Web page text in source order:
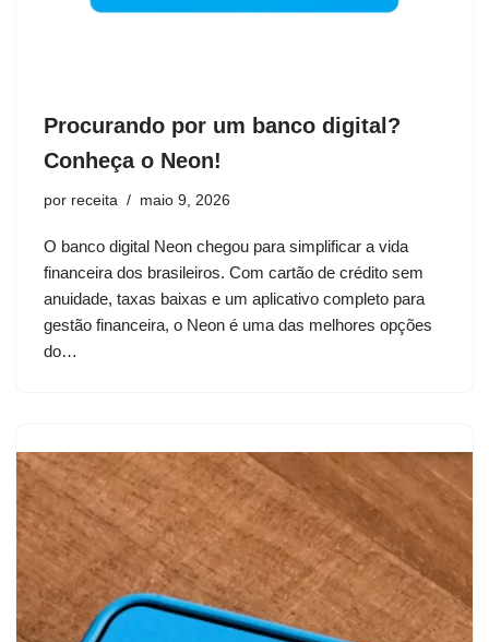
Procurando por um banco digital?
Conheça o Neon!
por receita maio 9, 2026
O banco digital Neon chegou para simplificar a vida
financeira dos brasileiros. Com cartão de crédito sem
anuidade, taxas baixas e um aplicativo completo para
gestão financeira, o Neon é uma das melhores opções
do…